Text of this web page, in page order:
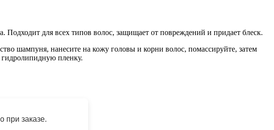
для всех типов волос, защищает от повреждений и придает блеск.
шампуня, нанесите на кожу головы и корни волос, помассируйте, затем
гидролипидную пленку.
при заказе.